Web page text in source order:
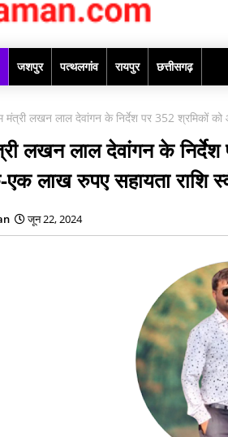
जशपुर पत्थलगांव रायपुर छत्तीसगढ़
मंत्री लखन लाल देवांगन के निर्देश पर 352 श्रमिकों
लखन लाल देवांगन के
लाख रुपए सहायता राशि
जून 22, 2024